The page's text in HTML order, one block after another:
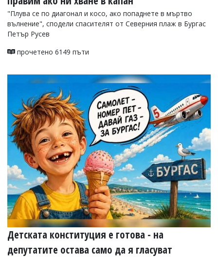
"Плува се по диагонал и косо, ако попаднете в мъртво
вълнение", сподели спасителят от Северния плаж в Бургас
Петър Русев
прочетено 6149 пъти
Детската конституция е готова - на
депутатите остава само да я гласуват